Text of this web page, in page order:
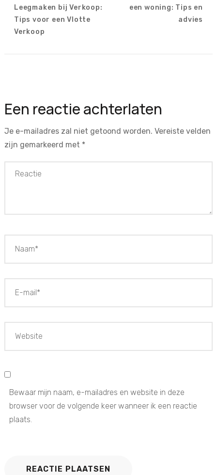
Leegmaken bij Verkoop:
Tips voor een Vlotte
Verkoop
een woning: Tips en
advies
Een reactie achterlaten
Je e-mailadres zal niet getoond worden. Vereiste velden
zijn gemarkeerd met *
Bewaar mijn naam, e-mailadres en website in deze
browser voor de volgende keer wanneer ik een reactie
plaats.